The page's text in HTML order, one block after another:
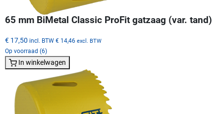
65 mm BiMetal Classic ProFit gatzaag (var. tand)
€ 17,50 incl. BTW € 14,46 excl. BTW
Op voorraad (6)
In winkelwagen